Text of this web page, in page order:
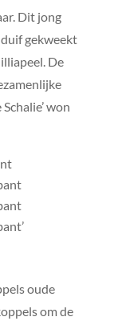
Dit jong
gekweekt
De
won
oude
om de